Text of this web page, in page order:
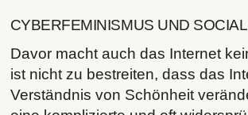
CYBERFEMINISMUS UND
Davor macht auch das Internet
ist nicht zu bestreiten, dass das
Verständnis von Schönheit